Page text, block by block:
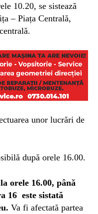
10.20, se sistează
– Piața Centrală,
unor lucrări de
după orele 16.00.
orele 16.00, până
16 este sistată
Va fi afectată partea